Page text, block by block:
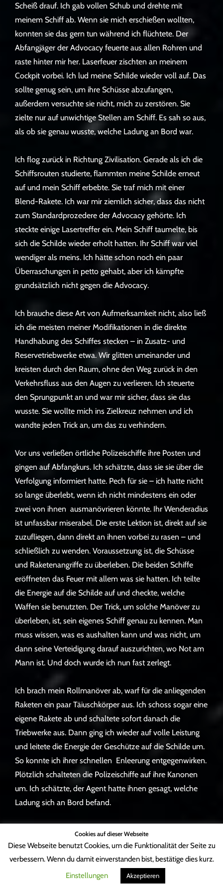
Scheiß drauf. Ich gab vollen Schub und drehte mit
meinem Schiff ab. Wenn sie mich erschießen wollten,
konnten sie das gern tun während ich flüchtete. Der
Abfangjäger der Advocacy feuerte aus allen Rohren und
raste hinter mir her. Laserfeuer zischten an meinem
Cockpit vorbei. Ich lud meine Schilde wieder voll auf. Das
sollte genug sein, um ihre Schüsse abzufangen,
außerdem versuchte sie nicht, mich zu zerstören. Sie
zielte nur auf unwichtige Stellen am Schiff. Es sah so aus,
als ob sie genau wusste, welche Ladung an Bord war.
Ich flog zurück in Richtung Zivilisation. Gerade als ich die
Schiffsrouten studierte, flammten meine Schilde erneut
auf und mein Schiff erbebte. Sie traf mich mit einer
Blend-Rakete. Ich war mir ziemlich sicher, dass das nicht
zum Standardprozedere der Advocacy gehörte. Ich
steckte einige Lasertreffer ein. Mein Schiff taumelte, bis
sich die Schilde wieder erholt hatten. Ihr Schiff war viel
wendiger als meins. Ich hätte schon noch ein paar
Überraschungen in petto gehabt, aber ich kämpfte
grundsätzlich nicht gegen die Advocacy.
Ich brauche diese Art von Aufmerksamkeit nicht, also ließ
ich die meisten meiner Modifikationen in die direkte
Handhabung des Schiffes stecken – in Zusatz- und
Reservetriebwerke etwa. Wir glitten umeinander und
kreisten durch den Raum, ohne den Weg zurück in den
Verkehrsfluss aus den Augen zu verlieren. Ich steuerte
den Sprungpunkt an und war mir sicher, dass sie das
wusste. Sie wollte mich ins Zielkreuz nehmen und ich
wandte jeden Trick an, um das zu verhindern.
Vor uns verließen örtliche Polizeischiffe ihre Posten und
gingen auf Abfangkurs. Ich schätzte, dass sie sie über die
Verfolgung informiert hatte. Pech für sie – ich hatte nicht
so lange überlebt, wenn ich nicht mindestens ein oder
zwei von ihnen ausmanövrieren könnte. Ihr Wenderadius
ist unfassbar miserabel. Die erste Lektion ist, direkt auf sie
zuzufliegen, dann direkt an ihnen vorbei zu rasen – und
schließlich zu wenden. Voraussetzung ist, die Schüsse
und Raketenangriffe zu überleben. Die beiden Schiffe
eröffneten das Feuer mit allem was sie hatten. Ich teilte
die Energie auf die Schilde auf und checkte, welche
Waffen sie benutzten. Der Trick, um solche Manöver zu
überleben, ist, sein eigenes Schiff genau zu kennen. Man
muss wissen, was es aushalten kann und was nicht, um
dann seine Verteidigung darauf auszurichten, wo Not am
Mann ist. Und doch wurde ich nun fast zerlegt.
Ich brach mein Rollmanöver ab, warf für die anliegenden
Raketen ein paar Täiuschkörper aus. Ich schoss sogar eine
eigene Rakete ab und schaltete sofort danach die
Triebwerke aus. Dann ging ich wieder auf volle Leistung
und leitete die Energie der Geschütze auf die Schilde um.
So konnte ich ihrer schnellen Enleerung entgegenwirken.
Plötzlich schalteten die Polizeischiffe auf ihre Kanonen
um. Ich schätzte, der Agent hatte ihnen gesagt, welche
Ladung sich an Bord befand.
Ich raste an ihnen vorbei in Richtung des steten Stroms
von Pendlern und Handelsschiffen, die darauf warteten,
ins nächste System springen zu können. Ich tauchte unter
einem Frachter hindurch und raste an dessen
Aussichtsplattform vorbei, sah die große Augen von
Cookies auf dieser Webseite
Diese Webseite benutzt Cookies, um die Funktionalität der Seite zu
verbessern. Wenn du damit einverstanden bist, bestätige dies kurz.
Einstellungen
Akzeptieren